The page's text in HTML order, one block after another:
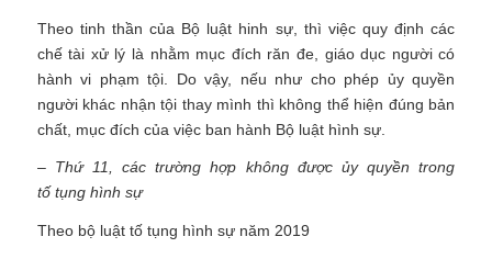
Theo tinh thần của Bộ luật hinh sự, thì việc quy định các
chế tài xử lý là nhằm mục đích răn đe, giáo dục người có
hành vi phạm tội. Do vậy, nếu như cho phép ủy quyền
người khác nhận tội thay mình thì không thể hiện đúng bản
chất, mục đích của việc ban hành Bộ luật hình sự.
– Thứ 11, các trường hợp không được ủy quyền trong
tố tụng hình sự
Theo bộ luật tố tụng hình sự năm 2019